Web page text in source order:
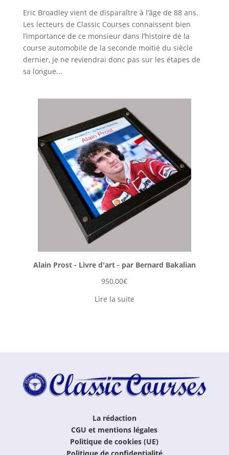
Eric Broadley vient de disparaître à l’âge de 88 ans.
Les lecteurs de Classic Courses connaissent bien
l’importance de ce monsieur dans l’histoire de la
course automobile de la seconde moitié du siècle
dernier, je ne reviendrai donc pas sur les étapes de
sa longue...
Alain Prost - Livre d'art - par Bernard Bakalian
950,00€
Lire la suite
La rédaction
CGU et mentions légales
Politique de cookies (UE)